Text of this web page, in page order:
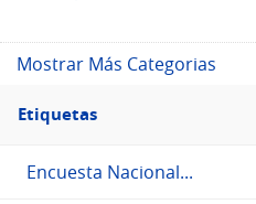
Mostrar Más Categorias
Filtro
Etiquetas
Etiquetas
Encuesta Nacional...